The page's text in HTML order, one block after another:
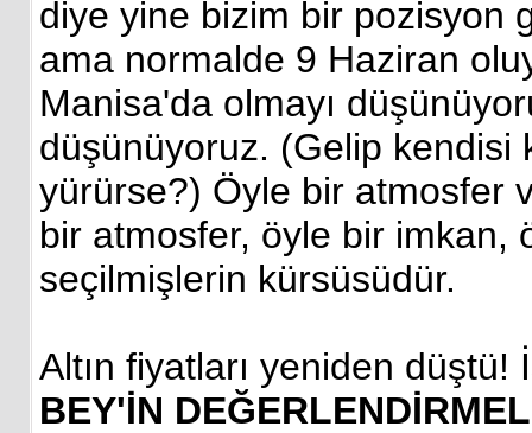
diye yine bizim bir pozisyon
ama normalde 9 Haziran
Manisa'da olmayı
düşünüyoruz. (Gelip kendisi
yürürse?) Öyle bir atmosfer
bir atmosfer, öyle bir imkan,
seçilmişlerin kürsüsüdür.
Altın fiyatları yeniden
BEY'İN